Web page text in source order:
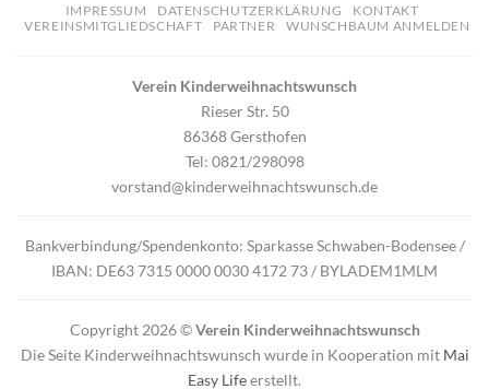
IMPRESSUM DATENSCHUTZERKLÄRUNG
KONTAKT
VEREINSMITGLIEDSCHAFT
PARTNER WUNSCHBAUM ANMELDEN
Verein Kinderweihnachtswunsch
Rieser Str. 50
86368 Gersthofen
Tel: 0821/298098
vorstand@kinderweihnachtswunsch.de
Bankverbindung/Spendenkonto: Sparkasse Schwaben-Bodensee /
IBAN: DE63 7315 0000 0030 4172 73 / BYLADEM1MLM
Copyright 2026 ©Verein Kinderweihnachtswunsch
Die Seite Kinderweihnachtswunsch wurde in Kooperation mit Mai
Easy Lifeerstellt.